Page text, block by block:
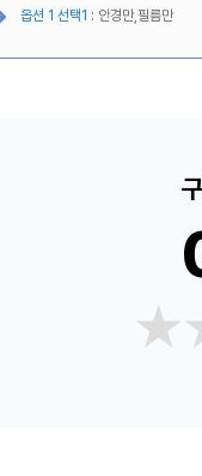
옵션 1 선택1 : 안경만,필름만